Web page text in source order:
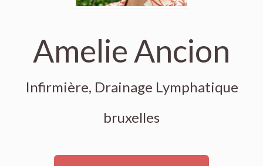
Amelie Ancion
Infirmière, Drainage Lymphatique
bruxelles